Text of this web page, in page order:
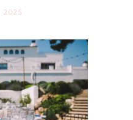
2025